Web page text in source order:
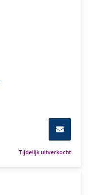
Tijdelijk uitverkocht